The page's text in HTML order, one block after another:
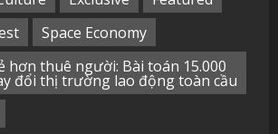
Space Economy
hơn thuê người: Bài toán 15.000
đổi thị trường lao động toàn cầu